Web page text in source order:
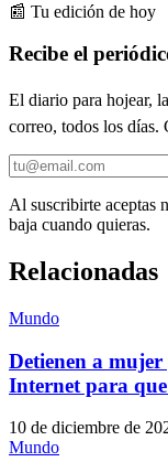
📰 Tu edición de hoy
Recibe el
El diario para hojear,
correo, todos los días.
Al suscribirte aceptas
baja cuando quieras.
Relacionadas
Mundo
Detienen a
Internet para que
10 de diciembre de
Mundo